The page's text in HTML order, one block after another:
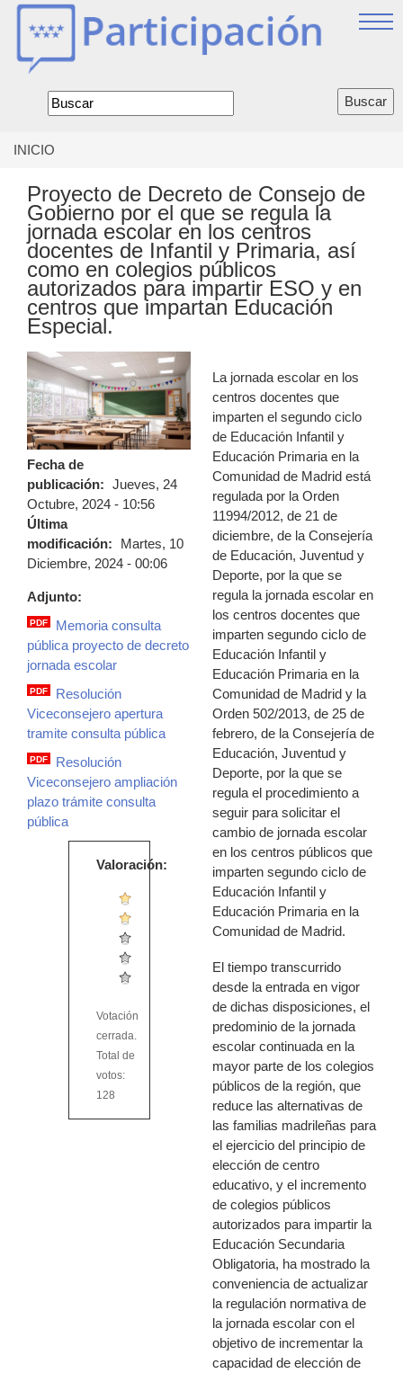
Jump
Formulario
de
encuentra
usted
aquí
INICIO
Proyecto de Decreto de Consejo de
Gobierno por el que se regula la
jornada escolar en los centros
docentes de Infantil y Primaria, así
como en colegios públicos
autorizados para impartir ESO y en
centros que impartan Educación
Especial.
Fecha de
publicación: Jueves, 24
Octubre, 2024 - 10:56
Última
modificación:
Martes, 10
Diciembre, 2024 - 00:06
Adjunto:
memoria.pdf
PDF
Memoria consulta
pública proyecto de decreto
jornada escolar
resolucion_viceconsejero.pdf
PDF
Resolución
Viceconsejero apertura
tramite consulta pública
PDF
Resolución
Viceconsejero ampliación
plazo trámite consulta
pública
Valoración:
Votación
cerrada.
Total de
votos:
128
La jornada escolar en los
centros docentes que
imparten el segundo ciclo
de Educación Infantil y
Educación Primaria en la
Comunidad de Madrid está
regulada por la Orden
11994/2012, de 21 de
diciembre, de la Consejería
de Educación, Juventud y
Deporte, por la que se
regula la jornada escolar en
los centros docentes que
imparten segundo ciclo de
Educación Infantil y
Educación Primaria en la
Comunidad de Madrid y la
Orden 502/2013, de 25 de
febrero, de la Consejería de
Educación, Juventud y
Deporte, por la que se
regula el procedimiento a
seguir para solicitar el
cambio de jornada escolar
en los centros públicos que
imparten segundo ciclo de
Educación Infantil y
Educación Primaria en la
Comunidad de Madrid.
El tiempo transcurrido
desde la entrada en vigor
de dichas disposiciones, el
predominio de la jornada
escolar continuada en la
mayor parte de los colegios
públicos de la región, que
reduce las alternativas de
las familias madrileñas para
el ejercicio del principio de
elección de centro
educativo, y el incremento
de colegios públicos
autorizados para impartir la
Educación Secundaria
Obligatoria, ha mostrado la
conveniencia de actualizar
la regulación normativa de
la jornada escolar con el
objetivo de incrementar la
capacidad de elección de